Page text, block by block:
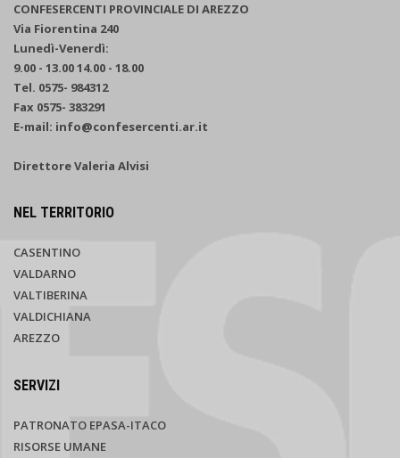
CONFESERCENTI PROVINCIALE DI AREZZO
Via Fiorentina 240
Lunedì-Venerdì:
9.00 - 13.00 14.00 - 18.00
Tel. 0575- 984312
Fax 0575- 383291
E-mail: info@confesercenti.ar.it
Direttore Valeria Alvisi
NEL TERRITORIO
CASENTINO
VALDARNO
VALTIBERINA
VALDICHIANA
AREZZO
SERVIZI
PATRONATO EPASA-ITACO
RISORSE UMANE